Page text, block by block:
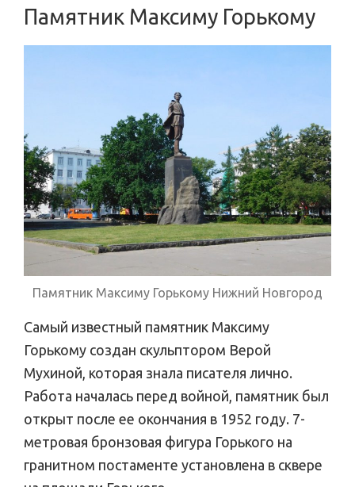
Памятник Максиму Горькому
Памятник Максиму Горькому Нижний Новгород
Самый известный памятник Максиму
Горькому создан скульптором Верой
Мухиной, которая знала писателя лично.
Работа началась перед войной, памятник был
открыт после ее окончания в 1952 году. 7-
метровая бронзовая фигура Горького на
гранитном постаменте установлена в сквере